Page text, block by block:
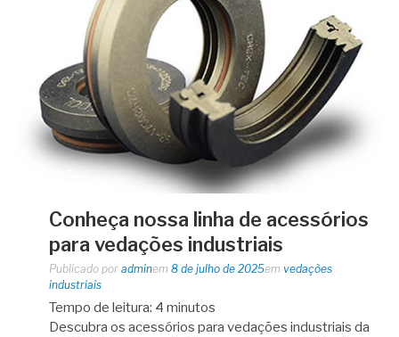
Conheça nossa linha de acessórios
para vedações industriais
Publicado por adminem 8 de julho de 2025em vedações
industriais
Tempo de leitura: 4 minutos
Descubra os acessórios para vedações industriais da